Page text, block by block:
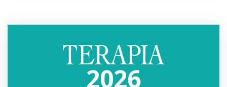
2026